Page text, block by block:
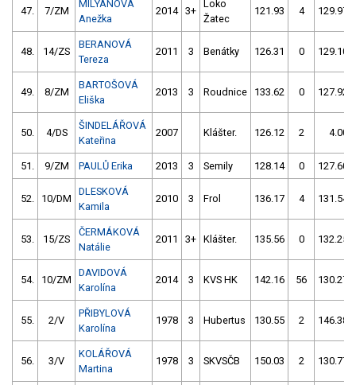
47. 7/ZM
MILYANOVÁ
Anežka
2014 3+
Loko
Žatec
121.93 4 129.97
48. 14/ZS
BERANOVÁ
Tereza
2011 3 Benátky 126.31 0 129.10
49. 8/ZM
BARTOŠOVÁ
Eliška
2013 3 Roudnice 133.62 0 127.92
50. 4/DS
ŠINDELÁŘOVÁ
Kateřina
2007 Klášter. 126.12 2 4.00
51. 9/ZM PAULŮ Erika 2013 3 Semily 128.14 0 127.60
52. 10/DM
DLESKOVÁ
Kamila
2010 3 Frol 136.17 4 131.54
53. 15/ZS
ČERMÁKOVÁ
Natálie
2011 3+ Klášter. 135.56 0 132.25
54. 10/ZM
DAVIDOVÁ
Karolína
2014 3 KVS HK 142.16 56 130.27
55. 2/V
PŘIBYLOVÁ
Karolína
1978 3 Hubertus 130.55 2 146.38
56. 3/V
KOLÁŘOVÁ
Martina
1978 3 SKVSČB 150.03 2 130.77